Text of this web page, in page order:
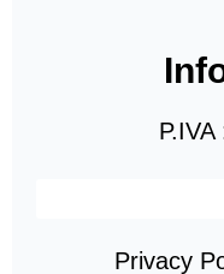
Privacy